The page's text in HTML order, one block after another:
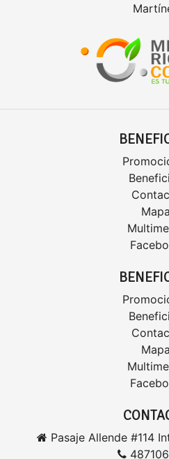
Mapa
Mapa
Pasaje Allende #114